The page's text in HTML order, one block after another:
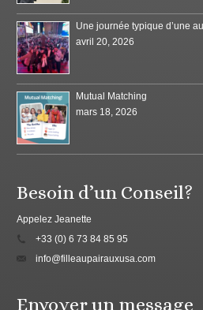
Une journée typique d’une
avril 20, 2026
Mutual Matching
mars 18, 2026
Besoin d’un Conseil?
Appelez Jeanette
+33 (0) 6 73 84 85 95
info@filleaupairauxusa.com
Envoyer un message